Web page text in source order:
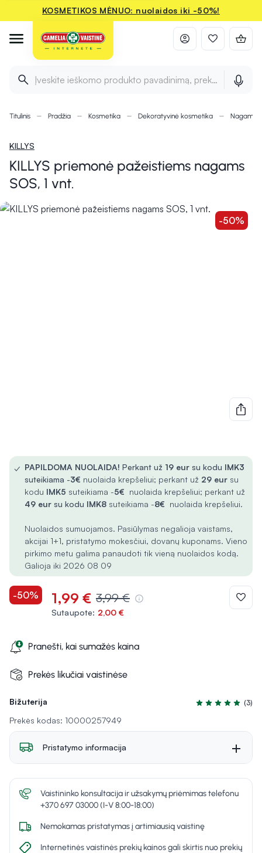
KOSMETIKOS MĖNUO: nuolaidos iki -50%!
Įveskite ieškomo produkto pavadinimą, prekės ženklą ir
Titulinis Pradžia Kosmetika Dekoratyvinė kosmetika Nagams
KILLYS
KILLYS priemonė pažeistiems nagams
SOS, 1 vnt.
-50%
Bižuterija
Įvertinimas 4.7
(3)
Prekės kodas: 10000257949
✓ PAPILDOMA NUOLAIDA! Perkant už 19 eur su kodu IMK3
suteikiama -3€ nuolaida krepšeliui; perkant už 29 eur su
kodu IMK5 suteikiama -5€ nuolaida krepšeliui; perkant už
49 eur su kodu IMK8 suteikiama -8€ nuolaida krepšeliui.
Nuolaidos sumuojamos. Pasiūlymas negalioja vaistams,
akcijai 1+1, pristatymo mokesčiui, dovanų kuponams. Vieno
pirkimo metu galima panaudoti tik vieną nuolaidos kodą.
Galioja iki 2026 08 09
-50% 1,99 € 3,99 €
Sutaupote: 2,00 €
Pranešti, kai sumažės kaina
Prekės likučiai vaistinėse
Pristatymo informacija
Vaistininko konsultacija ir užsakymų priėmimas telefonu
+370 697 03000 (I-V 8:00-18:00)
Nemokamas pristatymas į artimiausią vaistinę
Internetinės vaistinės prekių kainos gali skirtis nuo prekių